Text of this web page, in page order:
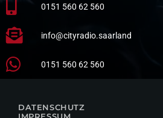
0151 560 62 560
info@cityradio.saarland
0151 560 62 560
DATENSCHUTZ